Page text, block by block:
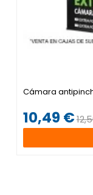
Cámara
10,49 €